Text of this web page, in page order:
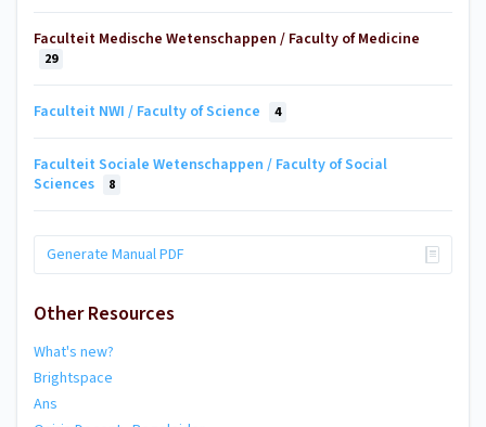
Faculteit Medische Wetenschappen / Faculty of Medicine
29
Faculteit NWI / Faculty of Science 4
Faculteit Sociale Wetenschappen / Faculty of Social
Sciences
8
Generate Manual PDF
Other Resources
What's new?
Brightspace
Ans